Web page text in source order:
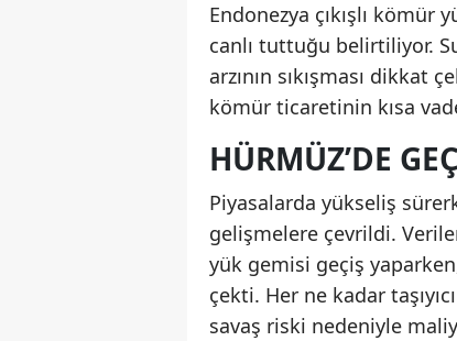
Endonezya çıkışlı
canlı tuttuğu belirtiliyor.
arzının sıkışması
kömür ticaretinin kısa
HÜRMÜZ’DE
Piyasalarda yükseliş
gelişmelere çevrildi.
yük gemisi geçiş
çekti. Her ne kadar
savaş riski nedeniyle